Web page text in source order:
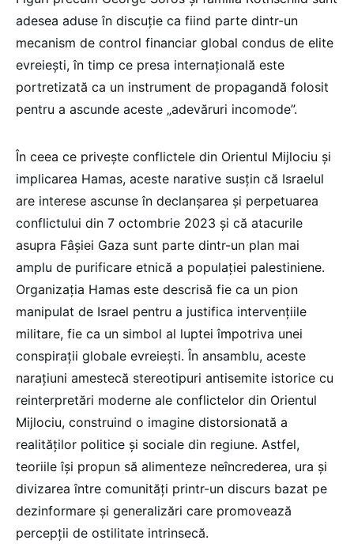
adesea aduse în discuție ca fiind parte dintr-un
mecanism de control financiar global condus de elite
evreiești, în timp ce presa internațională este
portretizată ca un instrument de propagandă folosit
pentru a ascunde aceste „adevăruri incomode”.
În ceea ce privește conflictele din Orientul Mijlociu și
implicarea Hamas, aceste narative susțin că Israelul
are interese ascunse în declanșarea și perpetuarea
conflictului din 7 octombrie 2023 și că atacurile
asupra Fâșiei Gaza sunt parte dintr-un plan mai
amplu de purificare etnică a populației palestiniene.
Organizația Hamas este descrisă fie ca un pion
manipulat de Israel pentru a justifica intervențiile
militare, fie ca un simbol al luptei împotriva unei
conspirații globale evreiești. În ansamblu, aceste
narațiuni amestecă stereotipuri antisemite istorice cu
reinterpretări moderne ale conflictelor din Orientul
Mijlociu, construind o imagine distorsionată a
realităților politice și sociale din regiune. Astfel,
teoriile își propun să alimenteze neîncrederea, ura și
divizarea între comunități printr-un discurs bazat pe
dezinformare și generalizări care promovează
percepții de ostilitate intrinsecă.